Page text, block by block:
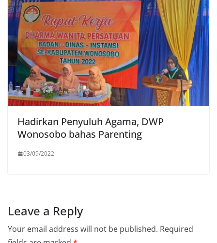
Hadirkan Penyuluh Agama, DWP
Wonosobo bahas Parenting
03/09/2022
Leave a Reply
Your email address will not be published. Required